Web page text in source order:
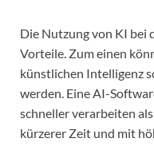
Die Nutzung von KI bei
Vorteile. Zum einen
künstlichen Intelligenz
werden. Eine AI-
schneller verarbeiten
kürzerer Zeit und mit